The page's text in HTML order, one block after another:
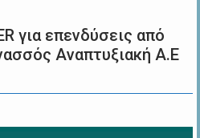
για επενδύσεις από
Αναπτυξιακή Α.Ε